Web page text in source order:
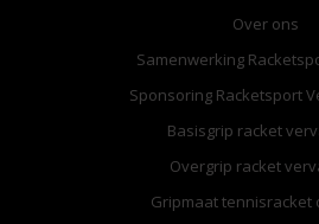
Over ons
Samenwerking
Sponsoring Racketsport
Basisgrip racket
Overgrip racket
Gripmaat tennisracket